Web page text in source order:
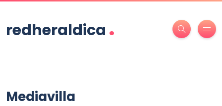
redheraldica .
Mediavilla